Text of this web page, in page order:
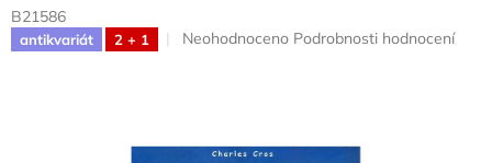
B21586
antikvariát 2 + 1
Průměrné
z
Neohodnoceno Podrobnosti hodnocení